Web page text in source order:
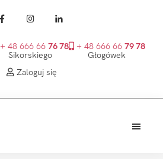
+ 48 666 66 76 78
Sikorskiego
+ 48 666 66 79 78
Głogówek
Zaloguj się